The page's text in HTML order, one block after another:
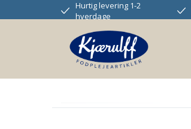
Hurtig levering 1-2
hverdage